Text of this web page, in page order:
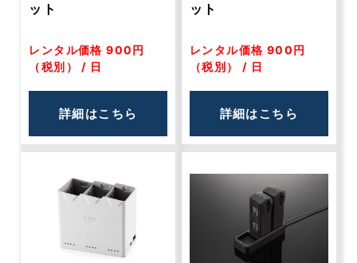
ット
レンタル価格 900円
（税別） / 日
詳細はこちら
ット
レンタル価格 900円
（税別） / 日
詳細はこちら